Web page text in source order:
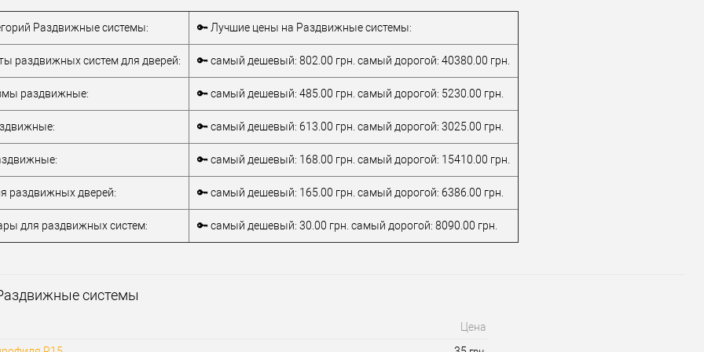
сравнению
Ручка для
системы
Италия
серебро / матовое
серебро / серый
Раздвижные системы: 🔑 Лучшие цены на Раздвижные системы:
раздвижных систем для дверей: 🔑 самый дешевый: 802.00 грн. самый дорогой: 40380.00 грн.
раздвижные: 🔑 самый дешевый: 485.00 грн. самый дорогой: 5230.00 грн.
🔑 самый дешевый: 613.00 грн. самый дорогой: 3025.00 грн.
🔑 самый дешевый: 168.00 грн. самый дорогой: 15410.00 грн.
раздвижных дверей: 🔑 самый дешевый: 165.00 грн. самый дорогой: 6386.00 грн.
для раздвижных систем: 🔑 самый дешевый: 30.00 грн. самый дорогой: 8090.00 грн.
системы
Цена